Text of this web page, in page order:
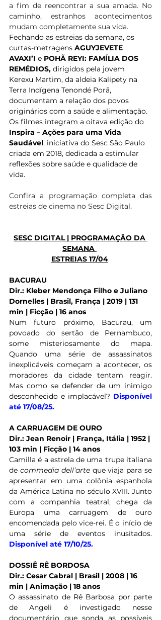
a fim de reencontrar a sua amada. No
caminho, estranhos acontecimentos
mudam completamente sua vida.
Fechando as estreias da semana, os
curtas-metragens AGUYJEVETE
AVAXI’I e POHÃ REYI: FAMÍLIA DOS
REMÉDIOS, dirigidos pela jovem
Kerexu Martim, da aldeia Kalipety na
Terra Indígena Tenondé Porã,
documentam a relação dos povos
originários com a saúde e alimentação.
Os filmes integram a oitava edição do
Inspira – Ações para uma Vida
Saudável, iniciativa do Sesc São Paulo
criada em 2018, dedicada a estimular
reflexões sobre saúde e qualidade de
vida.
Confira a programação completa das
estreias de cinema no Sesc Digital.
SESC DIGITAL | PROGRAMAÇÃO DA
SEMANA
ESTREIAS 17/04
BACURAU
Dir.: Kleber Mendonça Filho e Juliano
Dornelles | Brasil, França | 2019 | 131
min | Ficção | 16 anos
Num futuro próximo, Bacurau, um
povoado do sertão de Pernambuco,
some misteriosamente do mapa.
Quando uma série de assassinatos
inexplicáveis começam a acontecer, os
moradores da cidade tentam reagir.
Mas como se defender de um inimigo
desconhecido e implacável? Disponível
até 17/08/25.
A CARRUAGEM DE OURO
Dir.: Jean Renoir | França, Itália | 1952 |
103 min | Ficção | 14 anos
Camilla é a estrela de uma trupe italiana
de commedia dell’arte que viaja para se
apresentar em uma colônia espanhola
da América Latina no século XVIII. Junto
com a companhia teatral, chega da
Europa uma carruagem de ouro
encomendada pelo vice-rei. É o início de
Disponível até 17/10/25.
DOSSIÊ RÊ BORDOSA
Dir.: Cesar Cabral | Brasil | 2008 | 16
min | Animação | 18 anos
O assassinato de Rê Barbosa por parte
de Angeli é investigado nesse
documentário que sonda as possíveis